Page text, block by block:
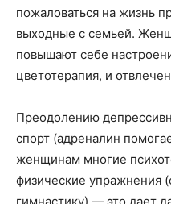
пожаловаться на жизнь
выходные с семьей.
повышают себе
цветотерапия, и
Преодолению
спорт (адреналин
женщинам многие
физические упражнения